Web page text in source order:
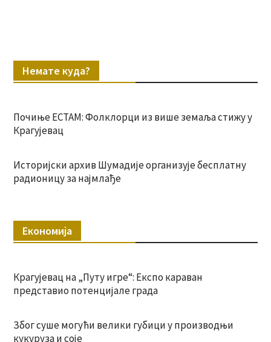
Немате куда?
Почиње ЕСТАМ: Фолклорци из више земаља стижу у
Крагујевац
Историјски архив Шумадије организује бесплатну
радионицу за најмлађе
Економија
Крагујевац на „Путу игре“: Експо караван
представио потенцијале града
Због суше могући велики губици у производњи
кукуруза и соје